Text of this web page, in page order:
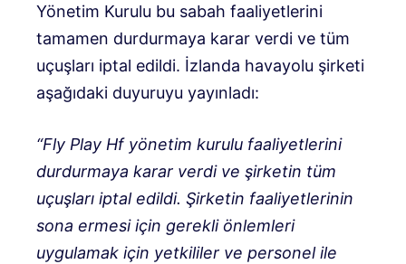
Yönetim Kurulu bu sabah faaliyetlerini
tamamen durdurmaya karar verdi ve tüm
uçuşları iptal edildi. İzlanda havayolu şirketi
aşağıdaki duyuruyu yayınladı:
“Fly Play Hf yönetim kurulu faaliyetlerini
durdurmaya karar verdi ve şirketin tüm
uçuşları iptal edildi. Şirketin faaliyetlerinin
sona ermesi için gerekli önlemleri
uygulamak için yetkililer ve personel ile